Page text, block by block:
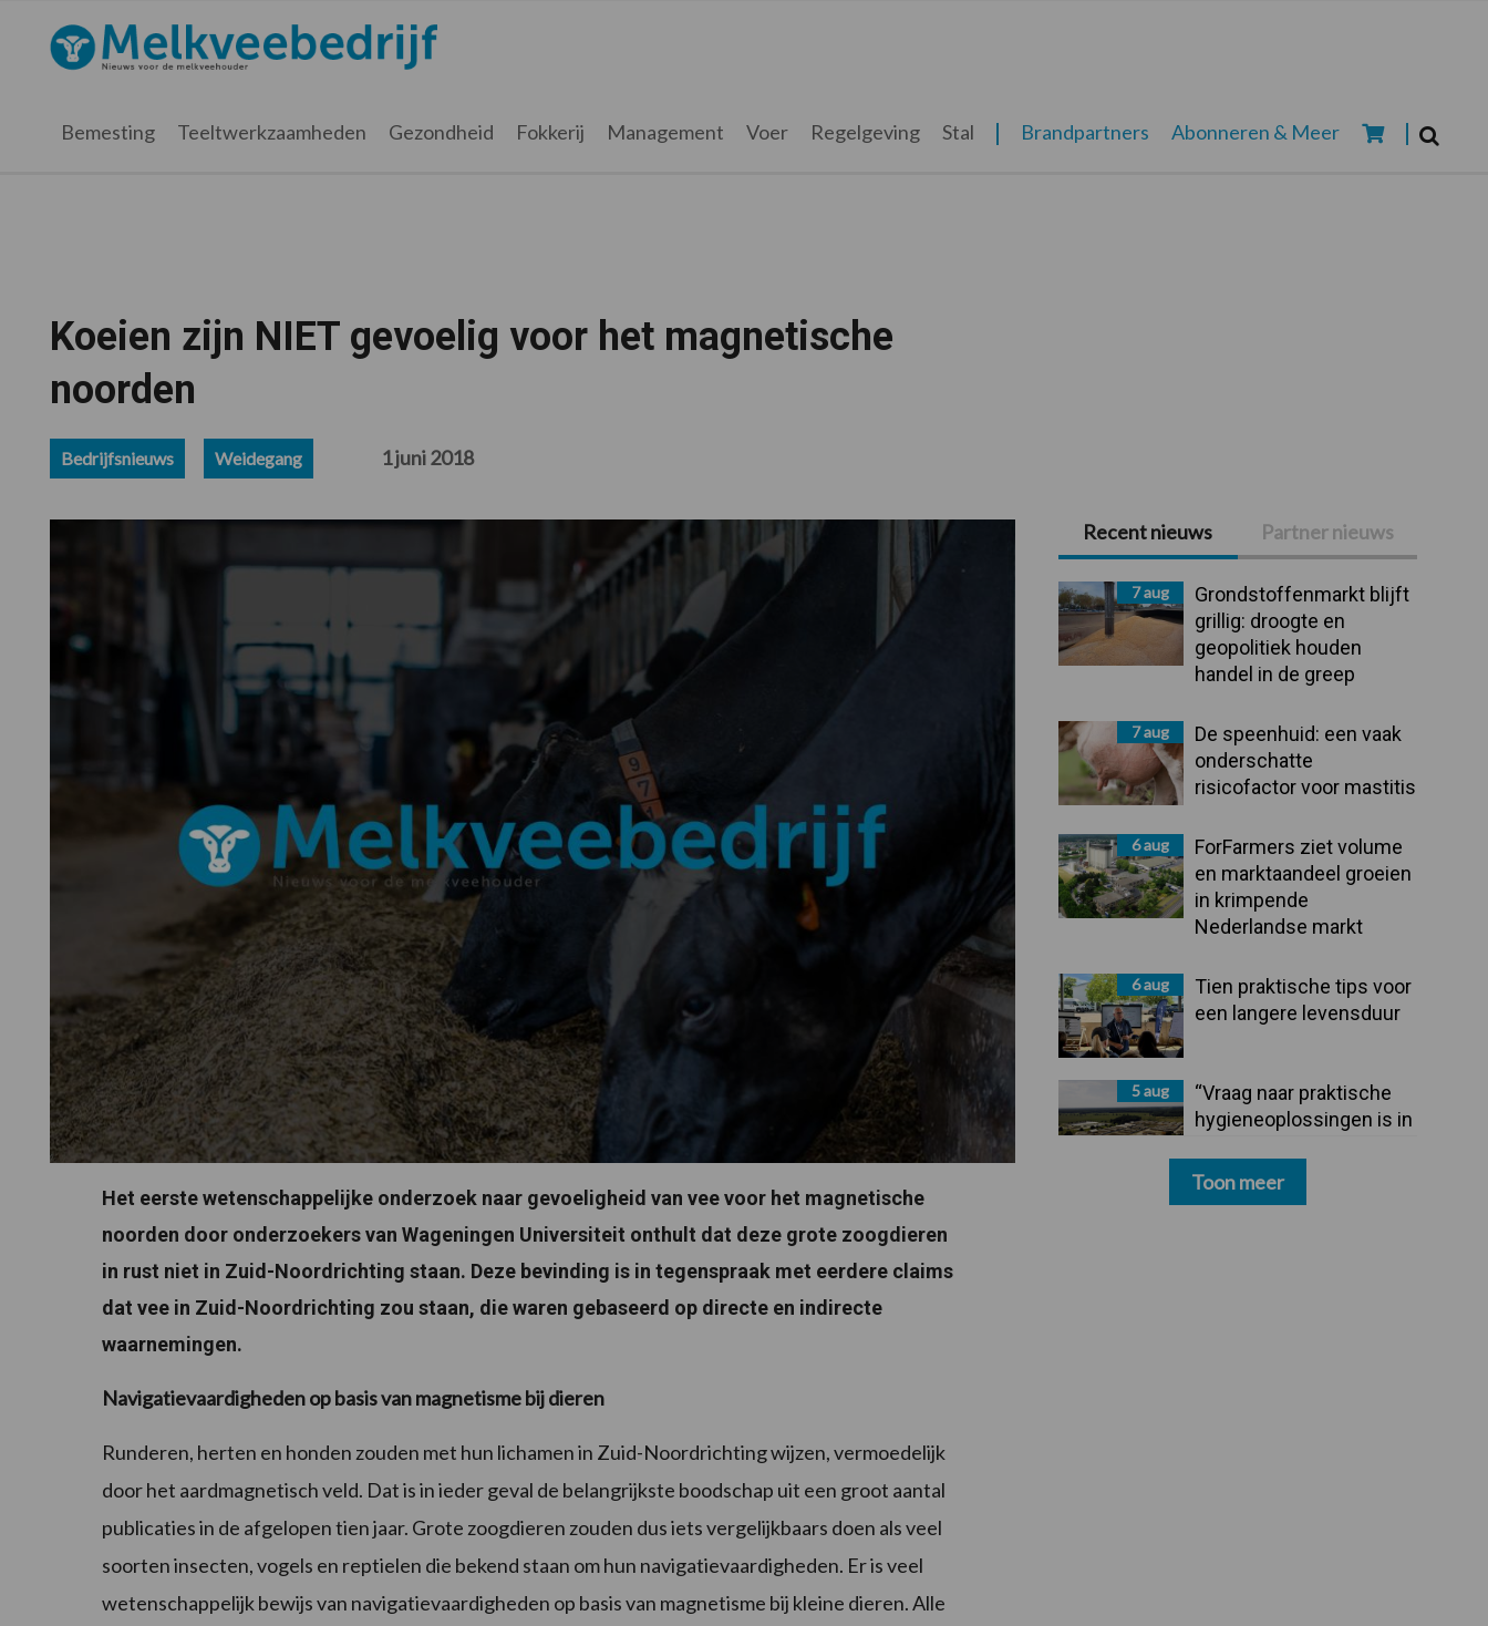
hoofdnavigatie
hoofd
eerste
voettekst
Melkveebedrijf.nl
Bemesting Teeltwerkzaamheden Gezondheid Fokkerij Management Voer Regelgeving Stal Brandpartners Abonneren & Meer
Koeien zijn NIET gevoelig voor het magnetische
noorden
Bedrijfsnieuws Weidegang 1 juni 2018
Het eerste wetenschappelijke onderzoek naar gevoeligheid van vee voor het magnetische
noorden door onderzoekers van Wageningen Universiteit onthult dat deze grote zoogdieren
in rust niet in Zuid-Noordrichting staan. Deze bevinding is in tegenspraak met eerdere claims
dat vee in Zuid-Noordrichting zou staan, die waren gebaseerd op directe en indirecte
waarnemingen.
Navigatievaardigheden op basis van magnetisme bij dieren
Runderen, herten en honden zouden met hun lichamen in Zuid-Noordrichting wijzen, vermoedelijk
door het aardmagnetisch veld. Dat is in ieder geval de belangrijkste boodschap uit een groot aantal
publicaties in de afgelopen tien jaar. Grote zoogdieren zouden dus iets vergelijkbaars doen als veel
soorten insecten, vogels en reptielen die bekend staan om hun navigatievaardigheden. Er is veel
wetenschappelijk bewijs van navigatievaardigheden op basis van magnetisme bij kleine dieren. Alle
Primaire
Sidebar
Recent nieuws Partner nieuws
7 aug
Grondstoffenmarkt blijft
grillig: droogte en
geopolitiek houden
handel in de greep
7 aug
De speenhuid: een vaak
onderschatte
risicofactor voor mastitis
6 aug
ForFarmers ziet volume
en marktaandeel groeien
in krimpende
Nederlandse markt
6 aug
Tien praktische tips voor
een langere levensduur
5 aug
“Vraag naar praktische
hygieneoplossingen is in
Toon meer